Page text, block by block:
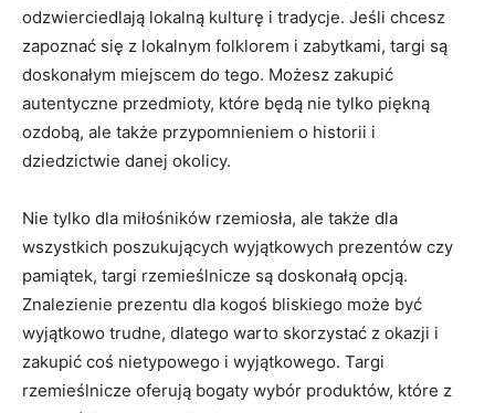
odzwierciedlają lokalną kulturę i tradycje.⁣ Jeśli chcesz
zapoznać się z lokalnym folklorem ⁤i ​zabytkami, targi są
doskonałym ⁣miejscem do tego. Możesz zakupić
autentyczne przedmioty, które będą nie tylko piękną
ozdobą, ale ⁤także przypomnieniem o historii i
dziedzictwie danej okolicy.
Nie tylko dla miłośników rzemiosła, ale także dla⁢
wszystkich poszukujących wyjątkowych prezentów czy
pamiątek, targi ⁢rzemieślnicze są doskonałą opcją.
Znalezienie prezentu dla kogoś bliskiego może być
wyjątkowo ⁣trudne, dlatego⁢ warto skorzystać z okazji i
zakupić coś nietypowego i ‍wyjątkowego. Targi
rzemieślnicze oferują bogaty wybór produktów, które z